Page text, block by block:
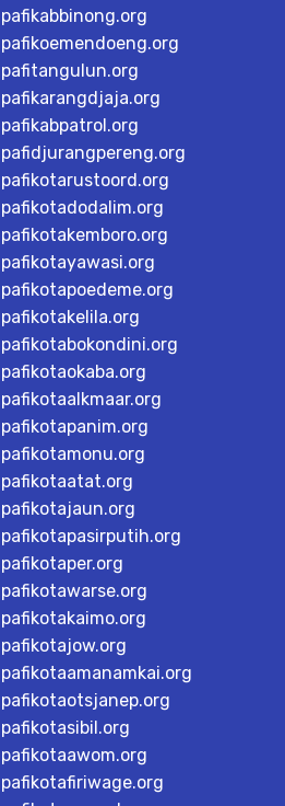
pafikabbinong.org
pafikoemendoeng.org
pafitangulun.org
pafikarangdjaja.org
pafikabpatrol.org
pafidjurangpereng.org
pafikotarustoord.org
pafikotadodalim.org
pafikotakemboro.org
pafikotayawasi.org
pafikotapoedeme.org
pafikotakelila.org
pafikotabokondini.org
pafikotaokaba.org
pafikotaalkmaar.org
pafikotapanim.org
pafikotamonu.org
pafikotaatat.org
pafikotajaun.org
pafikotapasirputih.org
pafikotaper.org
pafikotawarse.org
pafikotakaimo.org
pafikotajow.org
pafikotaamanamkai.org
pafikotaotsjanep.org
pafikotasibil.org
pafikotaawom.org
pafikotafiriwage.org